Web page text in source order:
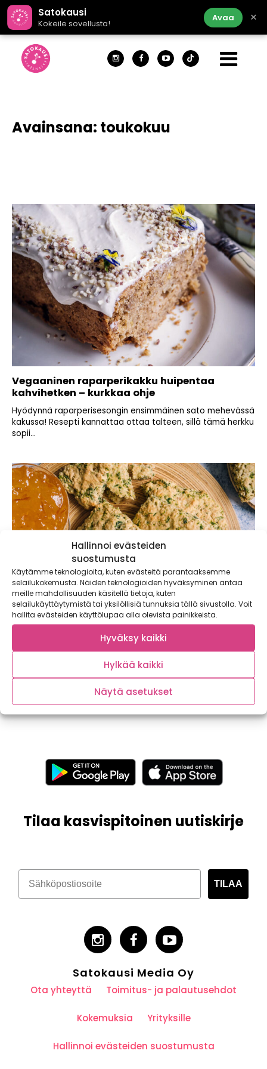
Hallinnoi evästeiden
suostumusta
Käytämme teknologioita, kuten evästeitä parantaaksemme
selailukokemusta. Näiden teknologioiden hyväksyminen antaa
meille mahdollisuuden käsitellä tietoja, kuten
selailukäyttäytymistä tai yksilöllisiä tunnuksia tällä sivustolla. Voit
hallita evästeiden käyttölupaa alla olevista painikkeista.
Hyväksy kaikki
Hylkää kaikki
Näytä asetukset
Satokausi
Kokeile sovellusta!
Avaa ×
Avainsana: toukokuu
Vegaaninen raparperikakku huipentaa
kahvihetken – kurkkaa ohje
Hyödynnä raparperisesongin ensimmäinen sato mehevässä
kakussa! Resepti kannattaa ottaa talteen, sillä tämä herkku
sopii...
Helpot nokkos-teeleivät ovat valmiita
puolessa tunnissa
Tiesitkö, että nokkonen on erittäin ravinteikas villiyrtti?
Sipaise teeleipien päälle haluamaasi marmeladia ja nauti....
Tilaa kasvispitoinen uutiskirje
TILAA
Satokausi Media Oy
Ota yhteyttä Toimitus- ja palautusehdot
Kokemuksia Yrityksille
Hallinnoi evästeiden suostumusta